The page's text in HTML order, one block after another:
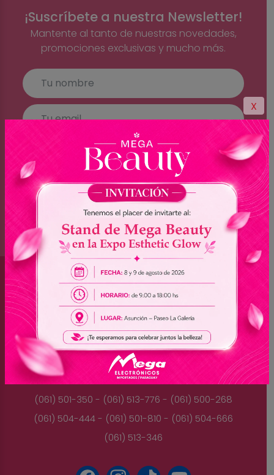
X
¡Suscríbete a nuestra Newsletter!
Mantente al tanto de nuestras novedades,
promociones exclusivas y mucho más.
Brasil
(045) 3528-9053 - (045) 3528-8462
(045) 3025-7072 - (045) 3025-7736
(045) 3025-7713
Paraguay
(061) 501-350 - (061) 513-776 - (061) 500-268
(061) 504-444 - (061) 501-810 - (061) 504-666
(061) 513-346